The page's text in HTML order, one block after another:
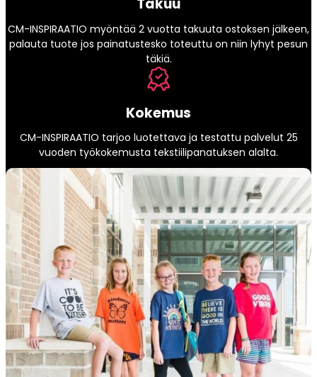
Takuu
CM-INSPIRAATIO myöntää 2 vuotta takuuta ostoksen jälkeen,
palauta tuote jos painatustesko toteuttu on niin lyhyt pesun
täkiä.
Kokemus
CM-INSPIRAATIO tarjoo luotettava ja testattu palvelut 25
vuoden työkokemusta tekstiilipanatuksen alalta.